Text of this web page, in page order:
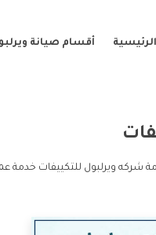
الرئيسية أقسام صيانة
شركه ويرلبول للتكييفات خدمة